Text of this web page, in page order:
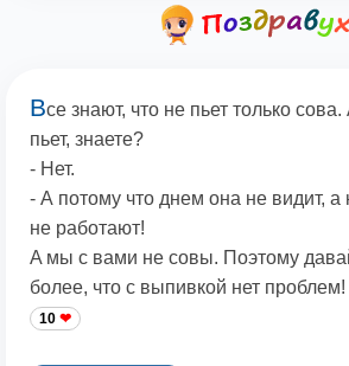
Все знают, что не пьет только
пьет, знаете?
- Нет.
- А потому что днем она не видит,
не работают!
A мы с вами не совы. Поэтому
более, что с выпивкой нет проблем!
10